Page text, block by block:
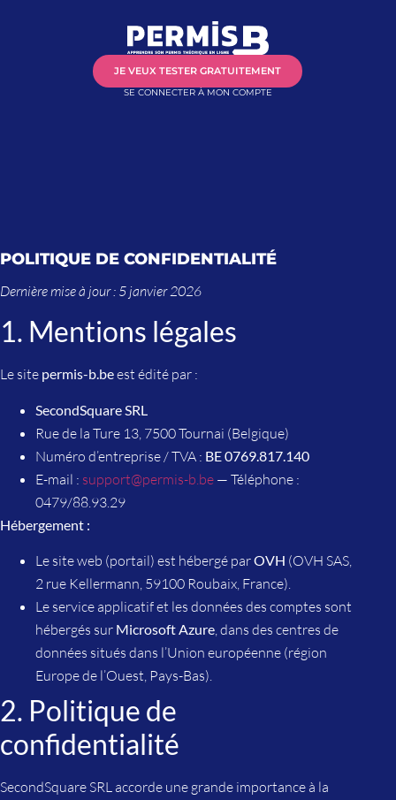
SE CONNECTER À MON COMPTE
JE VEUX TESTER GRATUITEMENT
POLITIQUE DE CONFIDENTIALITÉ
Dernière mise à jour : 5 janvier 2026
1. Mentions légales
Le site permis-b.beest édité par :
SecondSquare SRL
Rue de la Ture 13, 7500 Tournai (Belgique)
Numéro d’entreprise / TVA : BE 0769.817.140
E-mail : support@permis-b.be — Téléphone :
0479/88.93.29
Hébergement :
Le site web (portail) est hébergé parOVH (OVH SAS,
2 rue Kellermann, 59100 Roubaix, France).
Le service applicatif et les données des comptes sont
hébergés sur Microsoft Azure, dans des centres de
données situés dans l’Union européenne (région
Europe de l’Ouest, Pays-Bas).
2. Politique de
confidentialité
SecondSquare SRL accorde une grande importance à la